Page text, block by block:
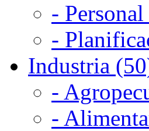
-
-
Industria
-
-